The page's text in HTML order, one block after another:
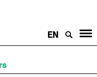
EN